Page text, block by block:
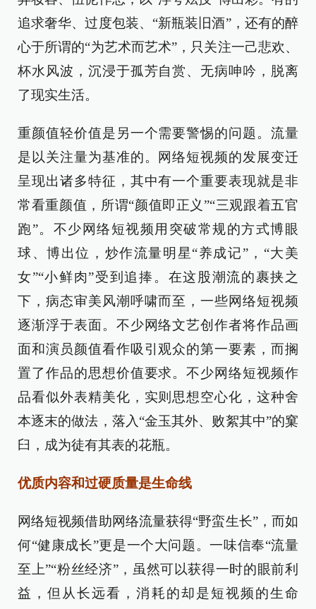
追求奢华、过度包装、“新瓶装旧酒”，还有的醉
心于所谓的“为艺术而艺术”，只关注一己悲欢、
杯水风波，沉浸于孤芳自赏、无病呻吟，脱离
了现实生活。
重颜值轻价值是另一个需要警惕的问题。流量
是以关注量为基准的。网络短视频的发展变迁
呈现出诸多特征，其中有一个重要表现就是非
常看重颜值，所谓“颜值即正义”“三观跟着五官
跑”。不少网络短视频用突破常规的方式博眼
球、博出位，炒作流量明星“养成记”，“大美
女”“小鲜肉”受到追捧。在这股潮流的裹挟之
下，病态审美风潮呼啸而至，一些网络短视频
逐渐浮于表面。不少网络文艺创作者将作品画
面和演员颜值看作吸引观众的第一要素，而搁
置了作品的思想价值要求。不少网络短视频作
品看似外表精美化，实则思想空心化，这种舍
本逐末的做法，落入“金玉其外、败絮其中”的窠
臼，成为徒有其表的花瓶。
优质内容和过硬质量是生命线
网络短视频借助网络流量获得“野蛮生长”，而如
何“健康成长”更是一个大问题。一味信奉“流量
至上”“粉丝经济”，虽然可以获得一时的眼前利
益，但从长远看，消耗的却是短视频的生命